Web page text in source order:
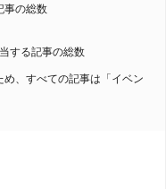
事の総数
する記事の総数
、すべての記事は「イベン